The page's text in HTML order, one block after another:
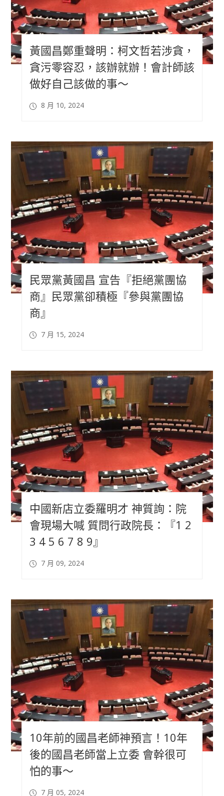
黃國昌鄭重聲明：柯文哲若涉貪，
貪污零容忍，該辦就辦！會計師該
做好自己該做的事～
8 月 10, 2024
民眾黨黃國昌 宣告『拒絕黨團協
商』民眾黨卻積極『參與黨團協
商』
7 月 15, 2024
中國新店立委羅明才 神質詢：院
會現場大喊 質問行政院長：『1 2
3 4 5 6 7 8 9』
7 月 09, 2024
10年前的國昌老師神預言！10年
後的國昌老師當上立委 會幹很可
怕的事～
7 月 05, 2024